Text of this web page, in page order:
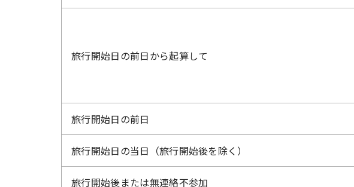
旅行開始日の前日から起算して
旅行開始日の前日
旅行開始日の当日（旅行開始後を除く）
旅行開始後または無連絡不参加